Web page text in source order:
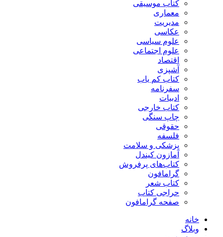
کتاب موسیقی
معماری
مدیریت
عکاسی
علوم سیاسی
علوم اجتماعی
اقتصاد
آشپزی
کتاب کم یاب
سفرنامه
ادبیات
کتاب خارجی
چاپ سنگی
حقوقی
فلسفه
پزشکی و سلامت
آمازون کیندل
کتاب‌های پرفروش
گرامافون
کتاب شعر
حراجی کتاب
صفحه گرامافون
خانه
وبلاگ